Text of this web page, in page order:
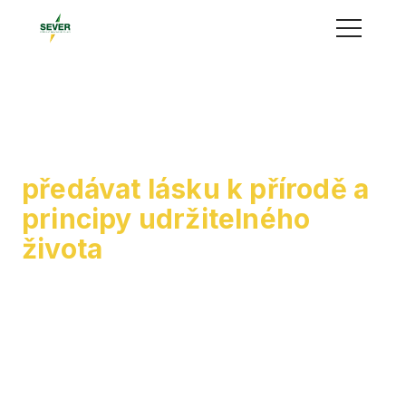
Menu
předávat lásku k přírodě a
principy udržitelného
života